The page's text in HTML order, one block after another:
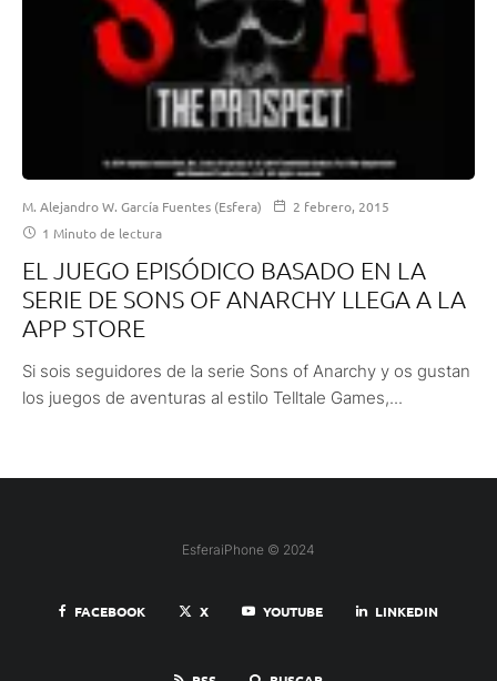
M. Alejandro W. García Fuentes (Esfera)
2 febrero, 2015
1 Minuto de lectura
EL JUEGO EPISÓDICO BASADO EN LA
SERIE DE SONS OF ANARCHY LLEGA A LA
APP STORE
Si sois seguidores de la serie Sons of Anarchy y os gustan
los juegos de aventuras al estilo Telltale Games,...
EsferaiPhone © 2024
FACEBOOK X YOUTUBE LINKEDIN